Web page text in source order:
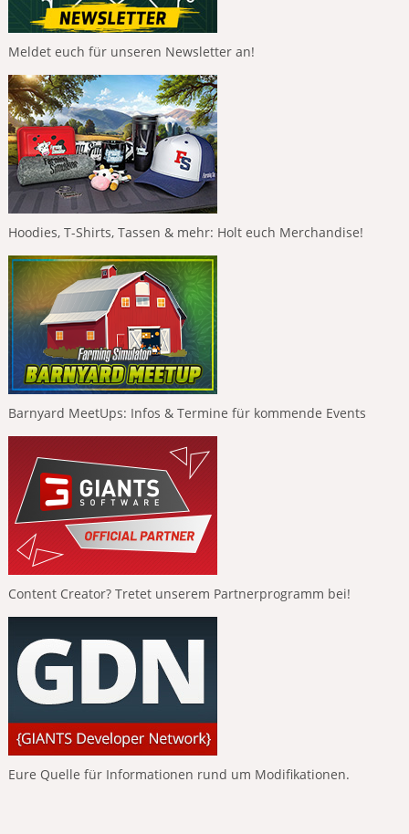
Meldet euch für unseren Newsletter an!
Hoodies, T-Shirts, Tassen & mehr: Holt euch Merchandise!
Barnyard MeetUps: Infos & Termine für kommende Events
Content Creator? Tretet unserem Partnerprogramm bei!
Eure Quelle für Informationen rund um Modifikationen.